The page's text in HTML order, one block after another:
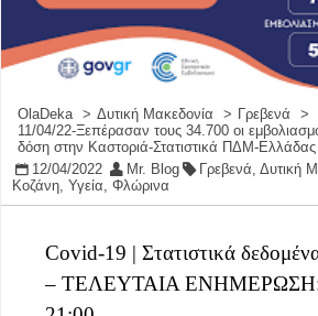
OlaDeka Δυτική Μακεδονία
Γρεβενά
11/04/22-Ξεπέρασαν τους 34.700 οι
δόση στην Καστοριά-Στατιστικά ΠΔΜ-Ελλάδας
12/04/2022
Mr. Blog Γρεβενά Δυτική
Κοζάνη Υγεία Φλώρινα
Covid-19 | Στατιστικά
– ΤΕΛΕΥΤΑΙΑ ΕΝΗΜΕΡΩΣΗ: